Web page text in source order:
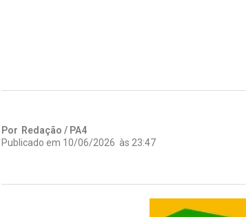
Por Redação / PA4
Publicado em 10/06/2026 às 23:47